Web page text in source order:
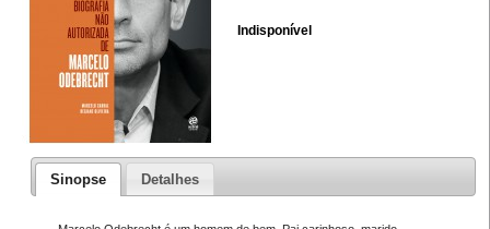
Indisponível
Sinopse Detalhes